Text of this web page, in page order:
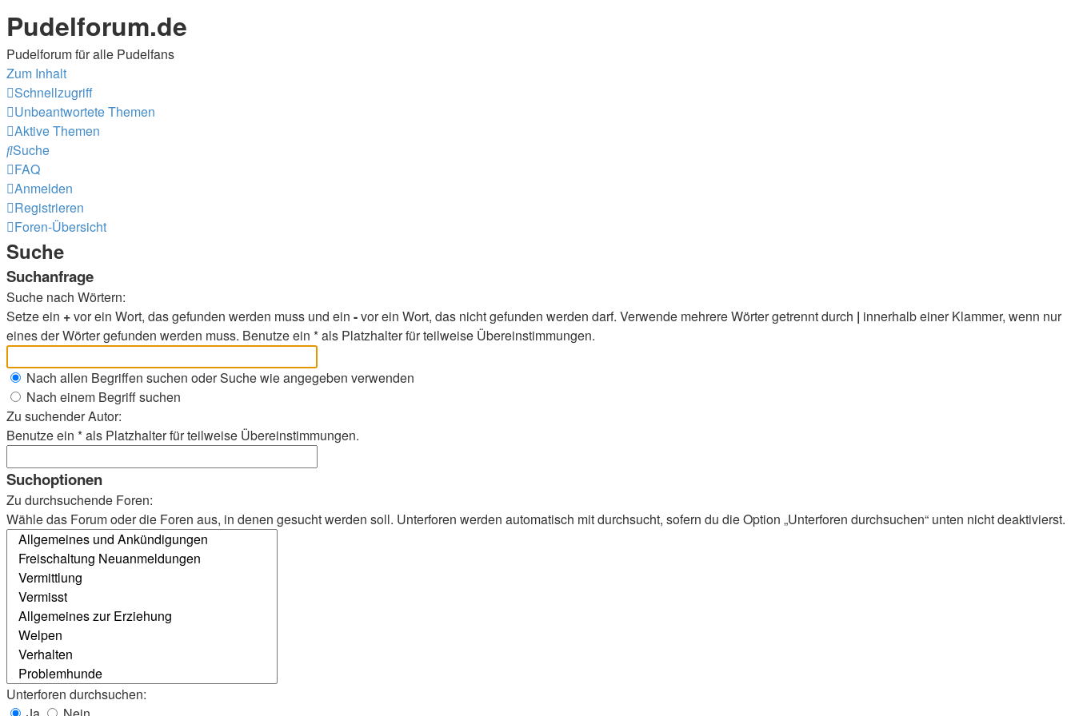
Pudelforum.de
Pudelforum für alle Pudelfans
Zum Inhalt
Schnellzugriff
Unbeantwortete Themen
Aktive Themen
Suche
FAQ
Anmelden
Registrieren
Foren-Übersicht
Suche
Suchanfrage
Suche nach Wörtern:
Setze ein +vor ein Wort, das gefunden werden muss und ein -vor ein Wort, das nicht gefunden werden darf. Verwende mehrere Wörter getrennt durch | innerhalb einer Klammer, wenn nur
eines der Wörter gefunden werden muss. Benutze ein * als Platzhalter für teilweise Übereinstimmungen.
Nach allen Begriffen suchen oder Suche wie angegeben verwenden
Nach einem Begriff suchen
Zu suchender Autor:
Benutze ein * als Platzhalter für teilweise Übereinstimmungen.
Suchoptionen
Zu durchsuchende Foren:
Wähle das Forum oder die Foren aus, in denen gesucht werden soll. Unterforen werden automatisch mit durchsucht, sofern du die Option „Unterforen durchsuchen“ unten nicht deaktivierst.
Unterforen durchsuchen: